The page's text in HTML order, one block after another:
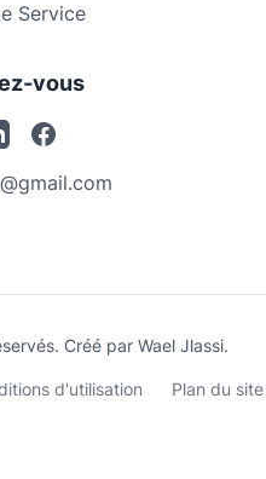
Service
vous
Créé par Wael Jlassi.
d'utilisation Plan du site